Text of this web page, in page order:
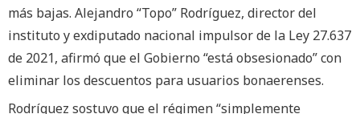
más bajas. Alejandro “Topo” Rodríguez, director del
instituto y exdiputado nacional impulsor de la Ley 27.637
de 2021, afirmó que el Gobierno “está obsesionado” con
eliminar los descuentos para usuarios bonaerenses.
Rodríguez sostuvo que el régimen “simplemente